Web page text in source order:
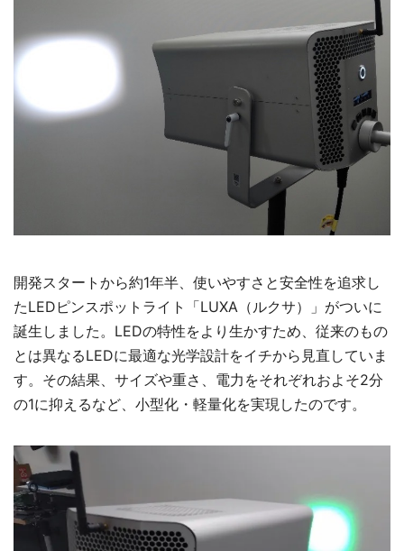
開発スタートから約1年半、使いやすさと安全性を追求し
たLEDピンスポットライト「LUXA（ルクサ）」がついに
誕生しました。LEDの特性をより生かすため、従来のもの
とは異なるLEDに最適な光学設計をイチから見直していま
す。その結果、サイズや重さ、電力をそれぞれおよそ2分
の1に抑えるなど、小型化・軽量化を実現したのです。